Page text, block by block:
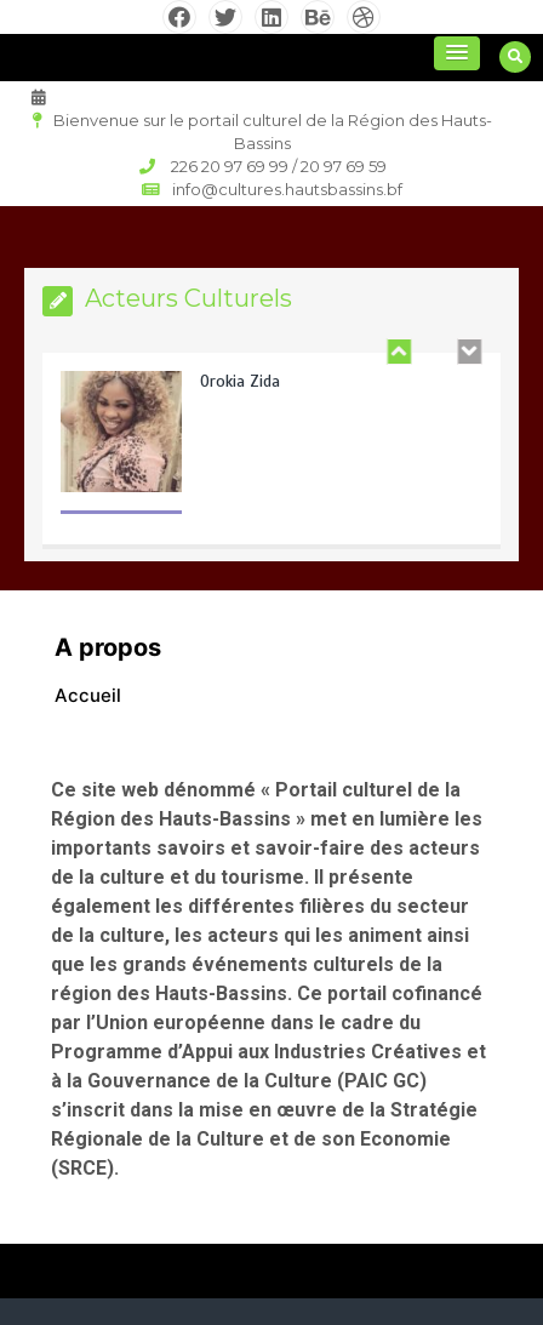
culture régionale
Bienvenue sur le portail culturel de la Région des Hauts-
Bassins
226 20 97 69 99 / 20 97 69 59
info@cultures.hautsbassins.bf
Acteurs Culturels
Joseph Bakhita SANOU
Orokia Zida
CISSE Seydou
Abdoulaye Yossi
ALPHA Lamine
A propos
Accueil
Ce site web dénommé « Portail culturel de la
Région des Hauts-Bassins » met en lumière les
importants savoirs et savoir-faire des acteurs
de la culture et du tourisme. Il présente
également les différentes filières du secteur
de la culture, les acteurs qui les animent ainsi
que les grands événements culturels de la
région des Hauts-Bassins. Ce portail cofinancé
par l’Union européenne dans le cadre du
Programme d’Appui aux Industries Créatives et
à la Gouvernance de la Culture (PAIC GC)
s’inscrit dans la mise en œuvre de la Stratégie
Régionale de la Culture et de son Economie
(SRCE).